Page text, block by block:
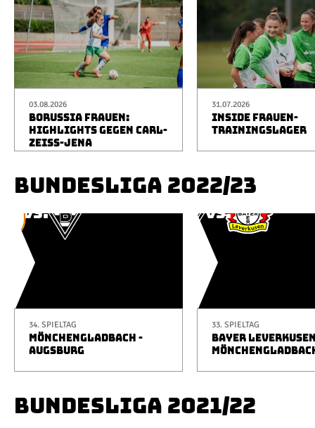
03.08.2026
BORUSSIA FRAUEN:
HIGHLIGHTS GEGEN CARL-
ZEISS-JENA
31.07.2026
INSIDE FRAUEN-
TRAININGSLAGER
BUNDESLIGA 2022/23
34. SPIELTAG
MÖNCHENGLADBACH -
AUGSBURG
33. SPIELTAG
BAYER
BUNDESLIGA 2021/22